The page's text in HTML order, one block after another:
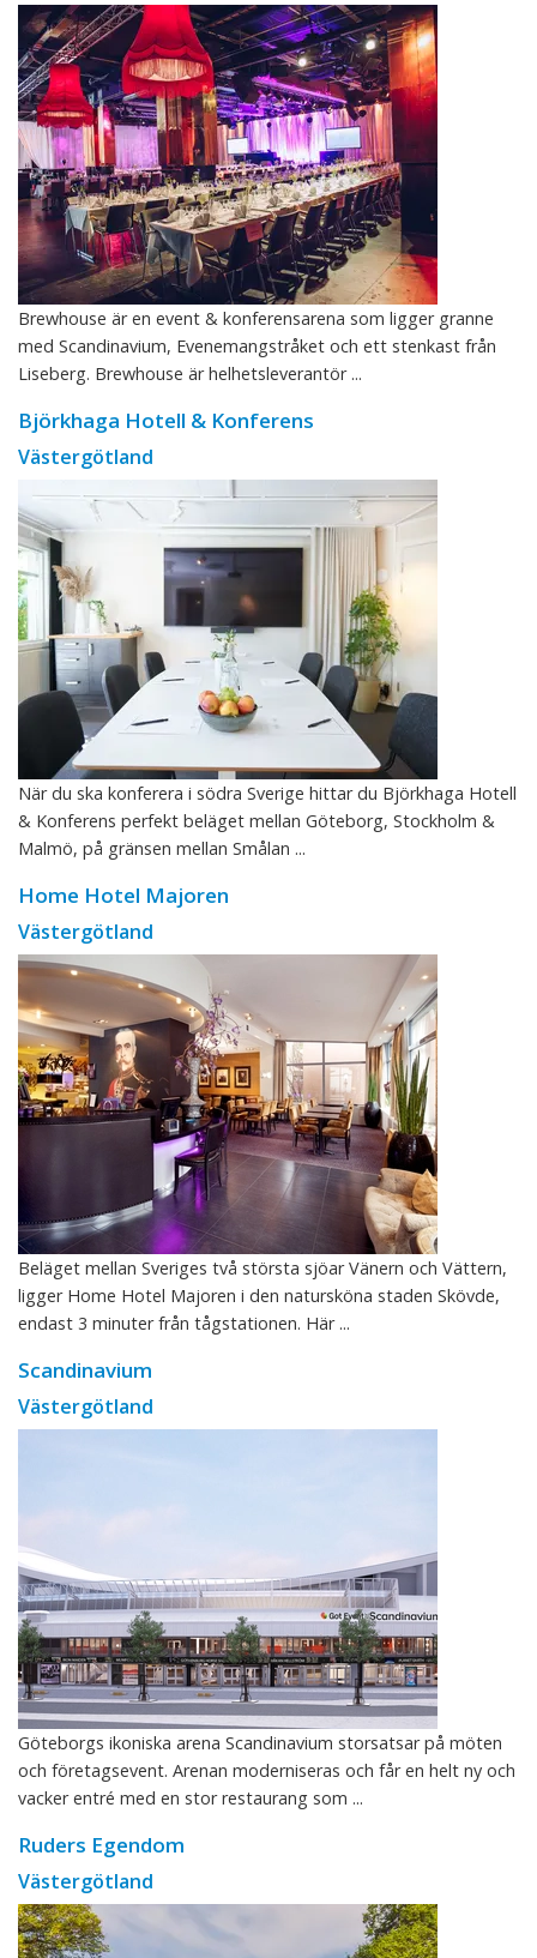
Brewhouse är en event & konferensarena som ligger granne
med Scandinavium, Evenemangstråket och ett stenkast från
Liseberg. Brewhouse är helhetsleverantör ...
Björkhaga Hotell & Konferens
Västergötland
När du ska konferera i södra Sverige hittar du Björkhaga Hotell
& Konferens perfekt beläget mellan Göteborg, Stockholm &
Malmö, på gränsen mellan Smålan ...
Home Hotel Majoren
Västergötland
Beläget mellan Sveriges två största sjöar Vänern och Vättern,
ligger Home Hotel Majoren i den natursköna staden Skövde,
endast 3 minuter från tågstationen. Här ...
Scandinavium
Västergötland
Göteborgs ikoniska arena Scandinavium storsatsar på möten
och företagsevent. Arenan moderniseras och får en helt ny och
vacker entré med en stor restaurang som ...
Ruders Egendom
Västergötland